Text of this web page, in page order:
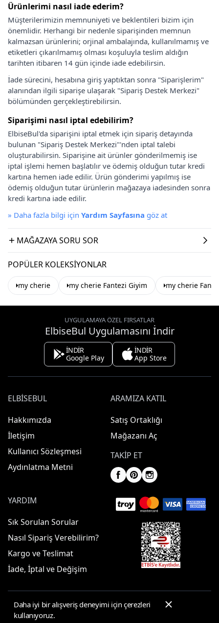
Ürünlerimi nasıl iade ederim?
Müşterilerimizin memnuniyeti ve beklentileri bizim için
önemlidir. Herhangi bir nedenle siparişinden memnun
kalmazsan ürünlerini; orjinal ambalajında, kullanılmamış ve
etiketleri çıkarılmamış olması koşuluyla teslim aldığın
tarihten itibaren 14 gün içinde iade edebilirsin.
İade sürecini, hesabına giriş yaptıktan sonra "Siparişlerim"
alanından ilgili siparişe ulaşarak "Sipariş Destek Merkezi"
bölümünden gerçekleştirebilirsin.
Siparişimi nasıl iptal edebilirim?
ElbiseBul'da siparişini iptal etmek için sipariş detayında
bulunan "Sipariş Destek Merkezi"'nden iptal talebi
oluşturabilirsin. Siparişine ait ürünler gönderilmemiş ise
iptal işlemi hemen başlatılır ve ödemiş olduğun tutar kredi
kartına hemen iade edilir. Ürün gönderimi yapılmış ise
ödemiş olduğun tutar ürünlerin mağazaya iadesinden sonra
kredi kartına iade edilir.
» Daha fazla bilgi için Yardım Sayfasına göz at
MAĞAZAYA SORU SOR
POPÜLER KOLEKSIYONLAR
my cherie my cherie Fantezi Giyim my cherie
UYGULAMAYA ÖZEL FIRSATLAR
ElbiseBul Uygulamasını İndir
İNDİR
Google Play
İNDİR
App Store
ELBISEBUL
Hakkımızda
İletişim
Kullanıcı Sözleşmesi
Aydınlatma Metni
ARAMIZA KATIL
Satış Ortaklığı
Mağazanı Aç
TAKIP ET
YARDIM
Sık Sorulan Sorular
Nasıl Sipariş Verebilirim?
Kargo ve Teslimat
İade, İptal ve Değişim
© 2025 ElbiseBul -
Daha iyi bir alışveriş deneyimi için çerezleri
kullanıyoruz.